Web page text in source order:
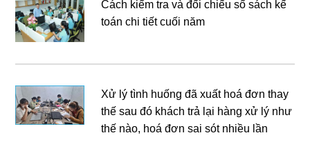
Cách kiểm tra và đối chiếu sổ sách kế
toán chi tiết cuối năm
Xử lý tình huống đã xuất hoá đơn thay
thế sau đó khách trả lại hàng xử lý như
thế nào, hoá đơn sai sót nhiều lần